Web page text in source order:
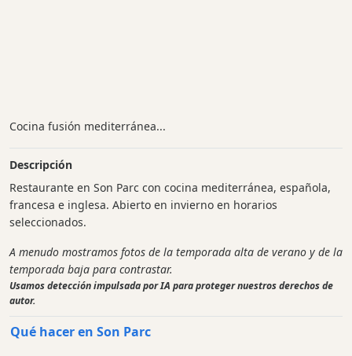
Cocina fusión mediterránea...
Descripción
Restaurante en Son Parc con cocina mediterránea, española,
francesa e inglesa. Abierto en invierno en horarios
seleccionados.
A menudo mostramos fotos de la temporada alta de verano y de la
temporada baja para contrastar.
Usamos detección impulsada por IA para proteger nuestros derechos de
autor.
Qué hacer en Son Parc